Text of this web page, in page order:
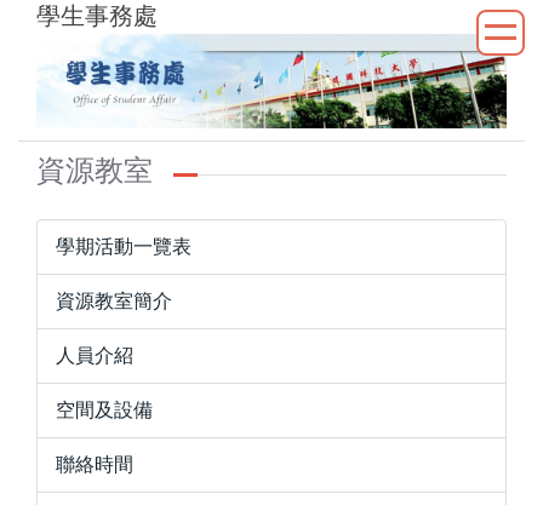
學生事務處
資源教室
學期活動一覽表
資源教室簡介
人員介紹
空間及設備
聯絡時間